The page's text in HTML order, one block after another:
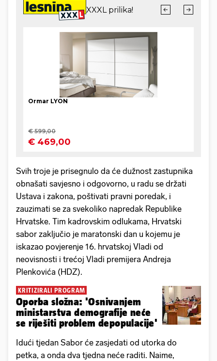
Svih troje je prisegnulo da će dužnost zastupnika
obnašati savjesno i odgovorno, u radu se držati
Ustava i zakona, poštivati pravni poredak, i
zauzimati se za svekoliko napredak Republike
Hrvatske. Tim kadrovskim odlukama, Hrvatski
sabor zaključio je maratonski dan u kojemu je
iskazao povjerenje 16. hrvatskoj Vladi od
neovisnosti i trećoj Vladi premijera Andreja
Plenkovića (HDZ).
KRITIZIRALI PROGRAM
Oporba složna: 'Osnivanjem
ministarstva demografije neće
se riješiti problem depopulacije'
Idući tjedan Sabor će zasjedati od utorka do
petka, a onda dva tjedna neće raditi. Naime,